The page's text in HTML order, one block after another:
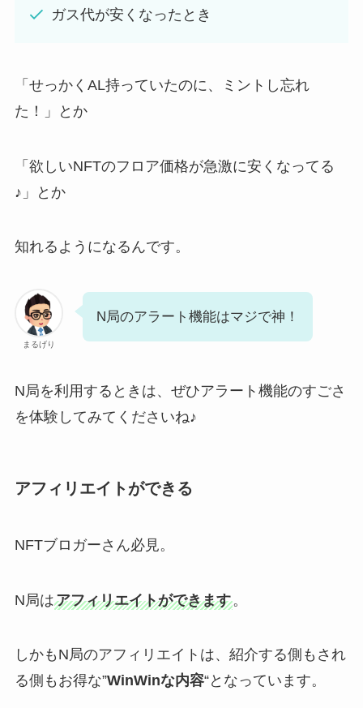
ガス代が安くなったとき
「せっかくAL持っていたのに、ミントし忘れ
た！」とか
「欲しいNFTのフロア価格が急激に安くなってる
♪」とか
知れるようになるんです。
まるげり
N局のアラート機能はマジで神！
N局を利用するときは、ぜひアラート機能のすごさ
を体験してみてくださいね♪
アフィリエイトができる
NFTブロガーさん必見。
N局はアフィリエイトができます。
しかもN局のアフィリエイトは、紹介する側もされ
る側もお得な”WinWinな内容“となっています。